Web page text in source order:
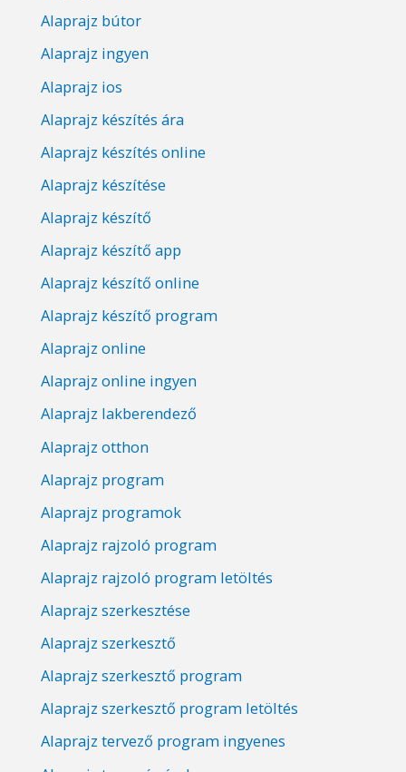
Alaprajz bútor
Alaprajz ingyen
Alaprajz ios
Alaprajz készítés ára
Alaprajz készítés online
Alaprajz készítése
Alaprajz készítő
Alaprajz készítő app
Alaprajz készítő online
Alaprajz készítő program
Alaprajz online
Alaprajz online ingyen
Alaprajz lakberendező
Alaprajz otthon
Alaprajz program
Alaprajz programok
Alaprajz rajzoló program
Alaprajz rajzoló program letöltés
Alaprajz szerkesztése
Alaprajz szerkesztő
Alaprajz szerkesztő program
Alaprajz szerkesztő program letöltés
Alaprajz tervező program ingyenes